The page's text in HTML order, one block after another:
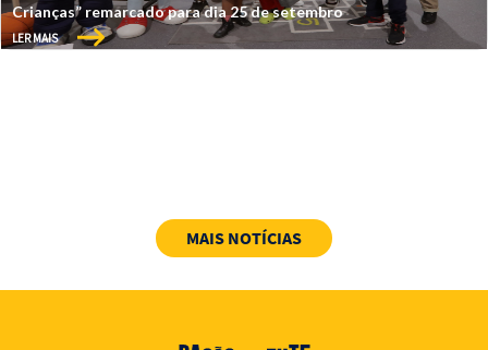
Crianças” remarcado para dia 25 de setembro
LER MAIS
MAIS NOTÍCIAS